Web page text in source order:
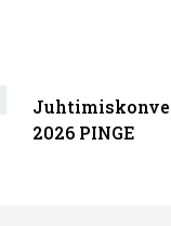
2026 PINGE